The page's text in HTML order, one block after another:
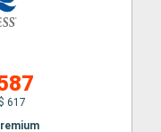
617